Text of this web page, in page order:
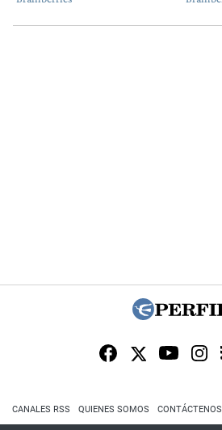
CANALES RSS QUIENES SOMOS CONTÁCTENOS